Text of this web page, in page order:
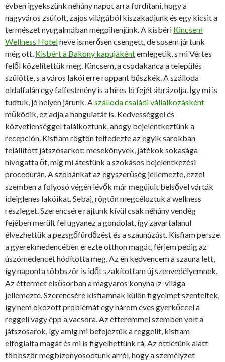
évben igyekszünk néhány napot arra fordítani, hogy a
nagyváros zsúfolt, zajos világából kiszakadjunk és egy kicsit a
természet nyugalmában megpihenjünk. A kisbéri Kincsem
Wellness Hotelneve ismerősen csengett, de sosem jártunk
még ott. Kisbért a Bakony kapujakéntemlegetik, s mi Vértes
felől közelítettük meg. Kincsem, a csodakanca a település
szülötte, s a város lakói erre roppant büszkék. A szálloda
oldalfalán egy falfestmény is a híres ló fejét ábrázolja. Így mi is
tudtuk, jó helyen járunk. Aszálloda családi vállalkozásként
működik, ez adja a hangulatát is. Kedvességgel és
közvetlenséggel találkoztunk, ahogy bejelentkeztünk a
recepción. Kisfiam rögtön felfedezte az egyik sarokban
felállított játszósarkot: mesekönyvek, játékok sokasága
hívogatta őt, míg mi átestünk a szokásos bejelentkezési
procedúrán. A szobánkat az egyszerűség jellemezte, ezzel
szemben a folyosó végén lévők már megújult belsővel várták
ideiglenes lakóikat. Sebaj, rögtön megcéloztuk a wellness
részleget. Szerencsére rajtunk kívül csak néhány vendég
fejében merült fel ugyanez a gondolat, így zavartalanul
élvezhettük a pezsgőfürdőzést és a szaunázást. Kisfiam persze
a gyerekmedencében érezte otthon magát, férjem pedig az
úszómedencét hódította meg. Az én kedvencem a szauna lett,
így naponta többször is időt szakítottam új szenvedélyemnek.
Az éttermet elsősorban a magyaros konyha íz-világa
jellemezte. Szerencsére kisfiamnak külön figyelmet szenteltek,
így nem okozott problémát egy három éves gyerkőccel a
reggeli vagy épp a vacsora. Az étteremmel szemben volt a
játszósarok, így amíg mi befejeztük a reggelit, kisfiam
elfoglalta magát és mi is figyelhettünk rá. Az ottlétünk alatt
többször megbizonyosodtunk arról, hogy a személyzet